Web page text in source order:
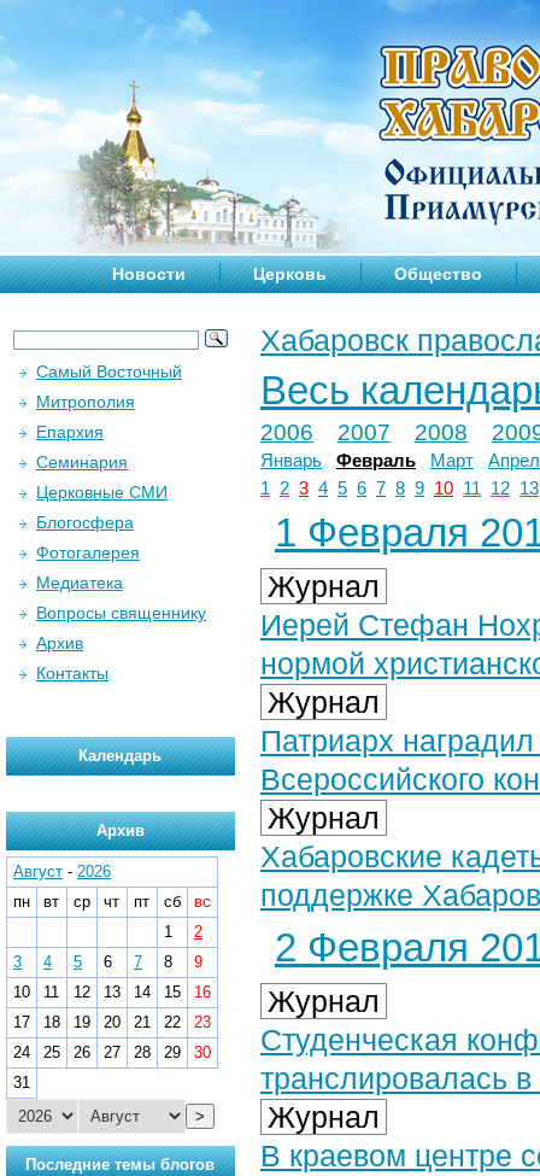
Новости Церковь Общество
Хабаровск
Весь
2006 2007 2008
Январь Февраль Март
1
2 3 4 5 6 7 8 9 10 11 12 13
1 Февраля
Журнал
Иерей Стефан
нормой
Журнал
Патриарх
Всероссийского
Журнал
Хабаровские
поддержке
2 Февраля
Журнал
Студенческая
транслировалась
Журнал
В краевом центре
Самый Восточный
Митрополия
Епархия
Семинария
Церковные СМИ
Блогосфера
Фотогалерея
Медиатека
Вопросы священнику
Архив
Контакты
Календарь
Архив
Август - 2026
пн
вт ср чт пт сб
вс
1
2
3
4 5 6 7 8
9
10
11 12 13 14 15
16
17
18 19 20 21 22
23
24
25 26 27 28 29
30
31
>
Последние темы блогов